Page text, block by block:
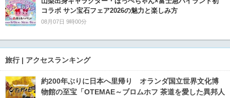
コラボ サン宝石フェア2026の魅力と楽しみ方
08月07日 9時00分
旅行 | アクセスランキング
約200年ぶりに日本へ里帰り オランダ国立世界文化博
物館の至宝「OTEMAE～ブロムホフ 茶道を愛した異邦人